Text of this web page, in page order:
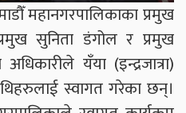
महानगरपालिकाका प्रमुख
सुनिता डंगोल र प्रमुख
यँया (इन्द्रजात्रा)
स्वागत गरेका छन्।